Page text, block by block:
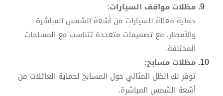
مظلات مواقف السيارات:
حماية فعالة للسيارات من أشعة الشمس المباشرة
والأمطار، مع تصميمات متعددة تتناسب مع المساحات
المختلفة.
مظلات مسابح:
توفر لك الظل المثالي حول المسابح لحماية العائلات من
أشعة الشمس المباشرة.